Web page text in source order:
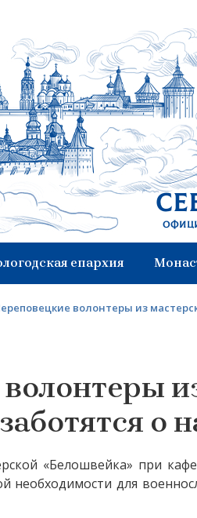
епархия
волонтеры из
о
«Белошвейка» при
для